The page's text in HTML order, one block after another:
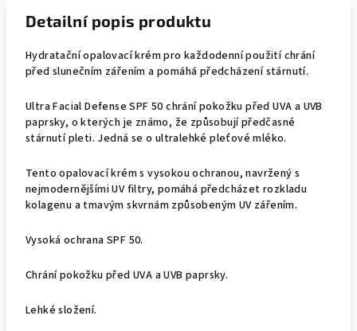
Detailní popis produktu
Hydratační opalovací krém pro každodenní použití chrání
před slunečním zářením a pomáhá předcházení stárnutí.
Ultra Facial Defense SPF 50 chrání pokožku před UVA a UVB
paprsky, o kterých je známo, že způsobují předčasné
stárnutí pleti. Jedná se o ultralehké pleťové mléko.
Tento opalovací krém s vysokou ochranou, navržený s
nejmodernějšími UV filtry, pomáhá předcházet rozkladu
kolagenu a tmavým skvrnám způsobeným UV zářením.
Vysoká ochrana SPF 50.
Chrání pokožku před UVA a UVB paprsky.
Lehké složení.